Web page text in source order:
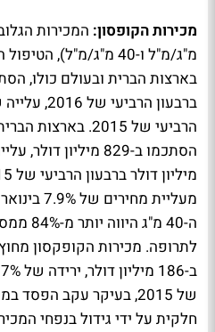
מכירות הקופסון:
מ"ג/מ"ל ו-40 מ"ג/מ"ל),
הרביעי של 2015.
ה-40 מ"ג
לתרופה. מכירות הקופקסון
של 2015, בעיקר עקב
חלקית על ידי גידול בנפחי